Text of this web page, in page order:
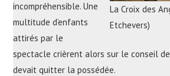
La Croix des
Etchevers)
incompréhensible. Une
multitude d’enfants
attirés par le
spectacle crièrent alors sur le conseil de
devait quitter la possédée.